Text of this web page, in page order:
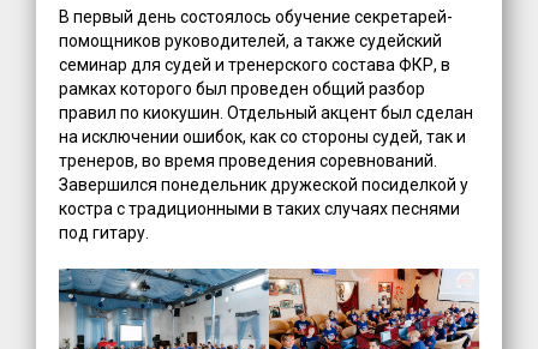
В первый день состоялось обучение секретарей-
помощников руководителей, а также судейский
семинар для судей и тренерского состава ФКР, в
рамках которого был проведен общий разбор
правил по киокушин. Отдельный акцент был сделан
на исключении ошибок, как со стороны судей, так и
тренеров, во время проведения соревнований.
Завершился понедельник дружеской посиделкой у
костра с традиционными в таких случаях песнями
под гитару.